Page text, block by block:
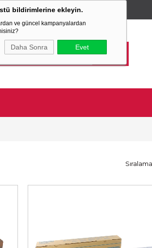
bildirimlerine ekleyin.
ve güncel kampanyalardan
Daha Sonra Evet
SABİT KARGO ÜCRETİ